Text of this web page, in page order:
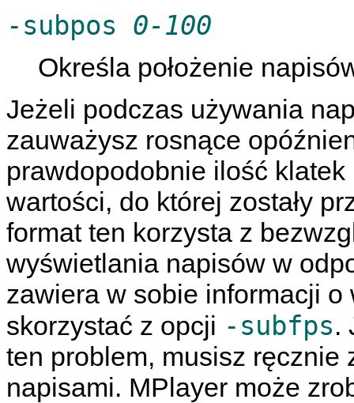
-subpos 0-100
Określa położenie
Jeżeli podczas używania
zauważysz rosnące
prawdopodobnie ilość
wartości, do której zostały
format ten korzysta z
wyświetlania napisów w
zawiera w sobie informacji
skorzystać z opcji -subfps.
ten problem, musisz ręcznie
napisami. MPlayer może